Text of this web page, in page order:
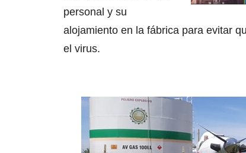
personal y su
alojamiento en la fábrica para evitar
el virus.